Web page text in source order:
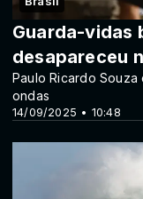
14/09/2025 • 10:48
Guarda-vidas
desapareceu
Paulo Ricardo
ondas